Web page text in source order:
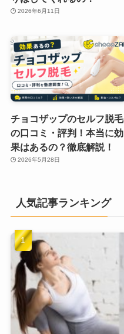
2026年6月11日
チョコザップのセルフ脱毛
の口コミ・評判！本当に効
果はあるの？徹底解説！
2026年5月28日
人気記事ランキング